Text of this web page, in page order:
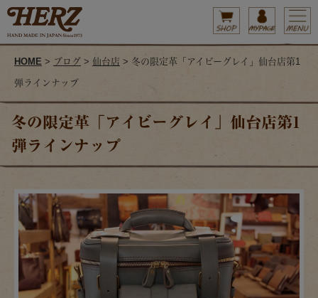
HOME > ブログ > 仙台店 > 冬の限定革「アイビーグレイ」仙台店第1
弾ラインナップ
冬の限定革「アイビーグレイ」仙台店第1
弾ラインナップ